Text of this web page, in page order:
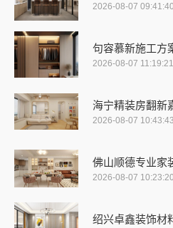
2026-08-07 09:41:40
句容慕新施工方
2026-08-07 11:19:21
海宁精装房翻新
2026-08-07 10:43:43
佛山顺德专业家
2026-08-07 10:23:20
绍兴卓鑫装饰材